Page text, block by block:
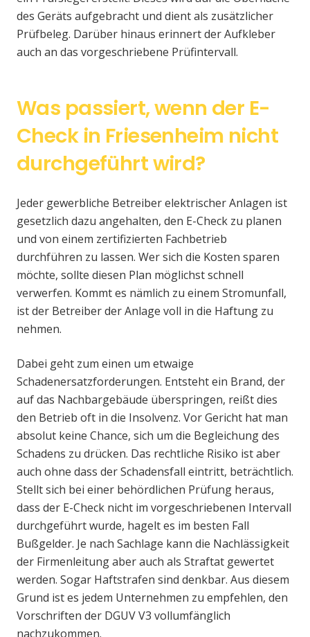
des Geräts aufgebracht und dient als zusätzlicher
Prüfbeleg. Darüber hinaus erinnert der Aufkleber
auch an das vorgeschriebene Prüfintervall.
Was passiert, wenn der E-
Check in Friesenheim nicht
durchgeführt wird?
Jeder gewerbliche Betreiber elektrischer Anlagen ist
gesetzlich dazu angehalten, den E-Check zu planen
und von einem zertifizierten Fachbetrieb
durchführen zu lassen. Wer sich die Kosten sparen
möchte, sollte diesen Plan möglichst schnell
verwerfen. Kommt es nämlich zu einem Stromunfall,
ist der Betreiber der Anlage voll in die Haftung zu
nehmen.
Dabei geht zum einen um etwaige
Schadenersatzforderungen. Entsteht ein Brand, der
auf das Nachbargebäude überspringen, reißt dies
den Betrieb oft in die Insolvenz. Vor Gericht hat man
absolut keine Chance, sich um die Begleichung des
Schadens zu drücken. Das rechtliche Risiko ist aber
auch ohne dass der Schadensfall eintritt, beträchtlich.
Stellt sich bei einer behördlichen Prüfung heraus,
dass der E-Check nicht im vorgeschriebenen Intervall
durchgeführt wurde, hagelt es im besten Fall
Bußgelder. Je nach Sachlage kann die Nachlässigkeit
der Firmenleitung aber auch als Straftat gewertet
werden. Sogar Haftstrafen sind denkbar. Aus diesem
Grund ist es jedem Unternehmen zu empfehlen, den
Vorschriften der DGUV V3 vollumfänglich
nachzukommen.